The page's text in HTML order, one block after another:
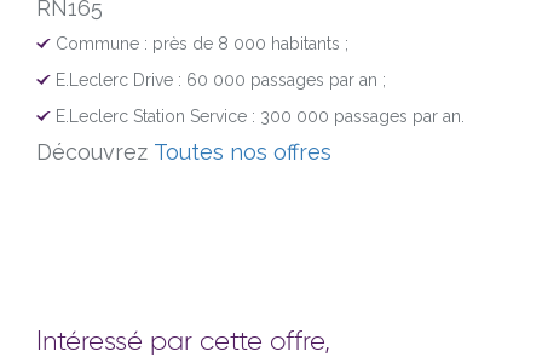
RN165
Commune : près de 8 000 habitants ;
E.Leclerc Drive : 60 000 passages par an ;
E.Leclerc Station Service : 300 000 passages par an.
Découvrez Toutes nos offres
Intéressé par cette offre,